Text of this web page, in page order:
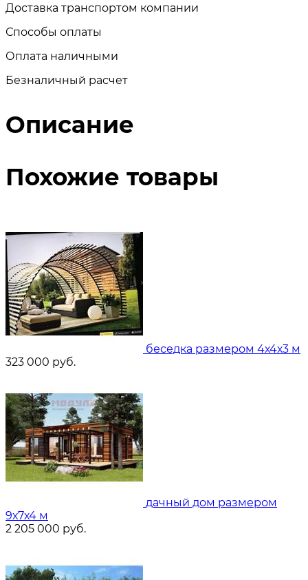
Доставка транспортом компании
Способы оплаты
Оплата наличными
Безналичный расчет
Описание
Похожие товары
беседка размером 4х4х3 м
323 000 руб.
дачный дом размером
9х7х4 м
2 205 000 руб.